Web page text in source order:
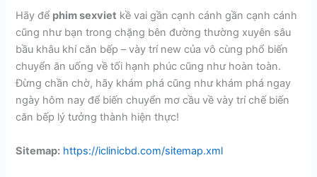
Hãy để phim sexviet kề vai gần cạnh cánh gần cạnh cánh
cũng như bạn trong chặng bên đường thường xuyên sâu
bầu khâu khí căn bếp – vày trí new của vô cùng phổ biến
chuyển ăn uống về tối hạnh phúc cũng như hoàn toàn.
Đừng chần chờ, hãy khám phá cũng như khám phá ngay
ngày hôm nay để biến chuyển mơ cầu về vày trí chế biến
căn bếp lý tưởng thành hiện thực!
Sitemap: https://iclinicbd.com/sitemap.xml